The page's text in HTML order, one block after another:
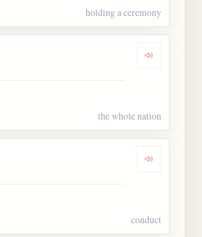
holding a ceremony
Dengarkan
the whole nation
Dengarkan
conduct